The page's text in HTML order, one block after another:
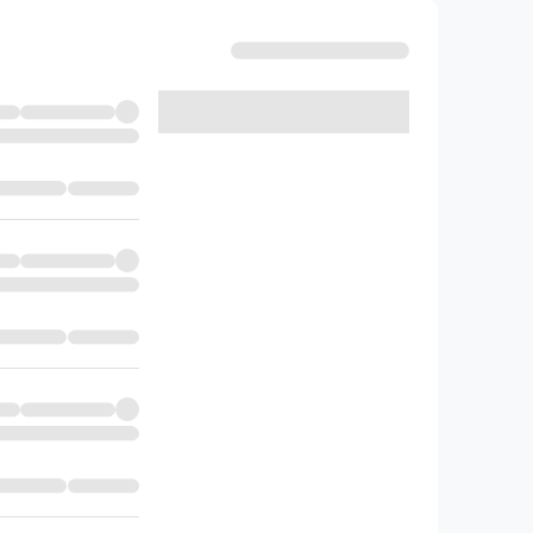
خرید و مطالعه امتحانت عربی
تجربیو هنر
امتحان، نتیجه بهتری کسب کنید.